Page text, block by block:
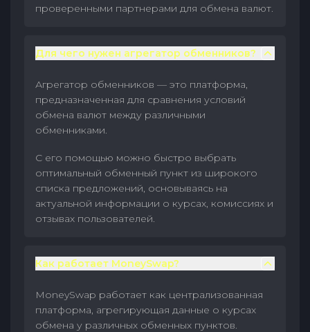
проверенными партнерами для обмена валют.
Для чего нужен агрегатор обменников?
Агрегатор обменников — это платформа,
предназначенная для сравнения условий
обмена валют между различными
обменниками.
С его помощью можно быстро выбрать
оптимальный обменный пункт из широкого
списка предложений, основываясь на
актуальной информации о курсах, комиссиях и
отзывах пользователей.
Как работает MoneySwap?
MoneySwap работает как централизованная
платформа, агрегирующая данные о курсах
обмена у различных обменных пунктов.